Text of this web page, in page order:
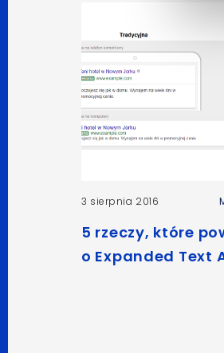
3 sierpnia 2016
5 rzeczy, które
o Expanded Text